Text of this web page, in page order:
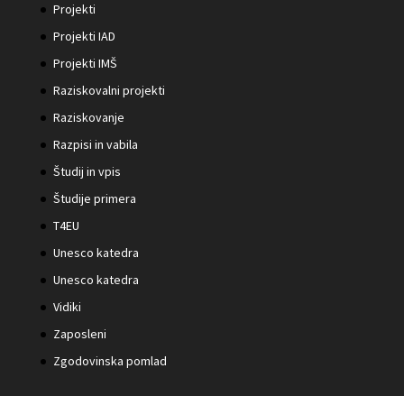
Projekti
Projekti IAD
Projekti IMŠ
Raziskovalni projekti
Raziskovanje
Razpisi in vabila
Študij in vpis
Študije primera
T4EU
Unesco katedra
Unesco katedra
Vidiki
Zaposleni
Zgodovinska pomlad